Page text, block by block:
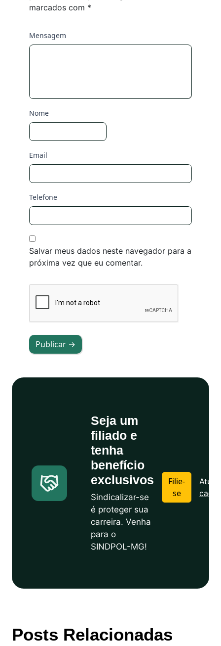
marcados com *
Mensagem
Nome
Email
Telefone
Salvar meus dados neste navegador para a
próxima vez que eu comentar.
Publicar →
Seja um
filiado e
tenha
benefício
exclusivos
Sindicalizar-se
é proteger sua
carreira. Venha
para o
SINDPOL-MG!
Filie-
se
Posts Relacionadas